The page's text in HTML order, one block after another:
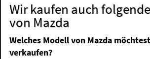
Wir kaufen auch
von Mazda
Welches Modell von Mazda
verkaufen?